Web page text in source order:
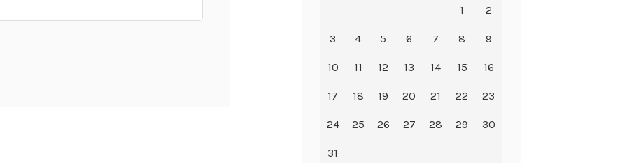
1 2
3 4 5 6 7 8 9
10 11 12 13 14 15 16
17 18 19 20 21 22 23
24 25 26 27 28 29 30
31